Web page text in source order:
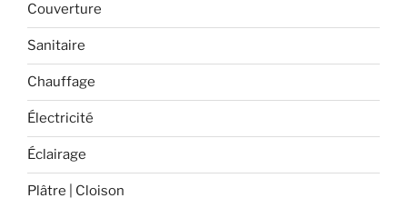
vos
Couverture
Sanitaire
Chauffage
Électricité
Éclairage
Plâtre | Cloison